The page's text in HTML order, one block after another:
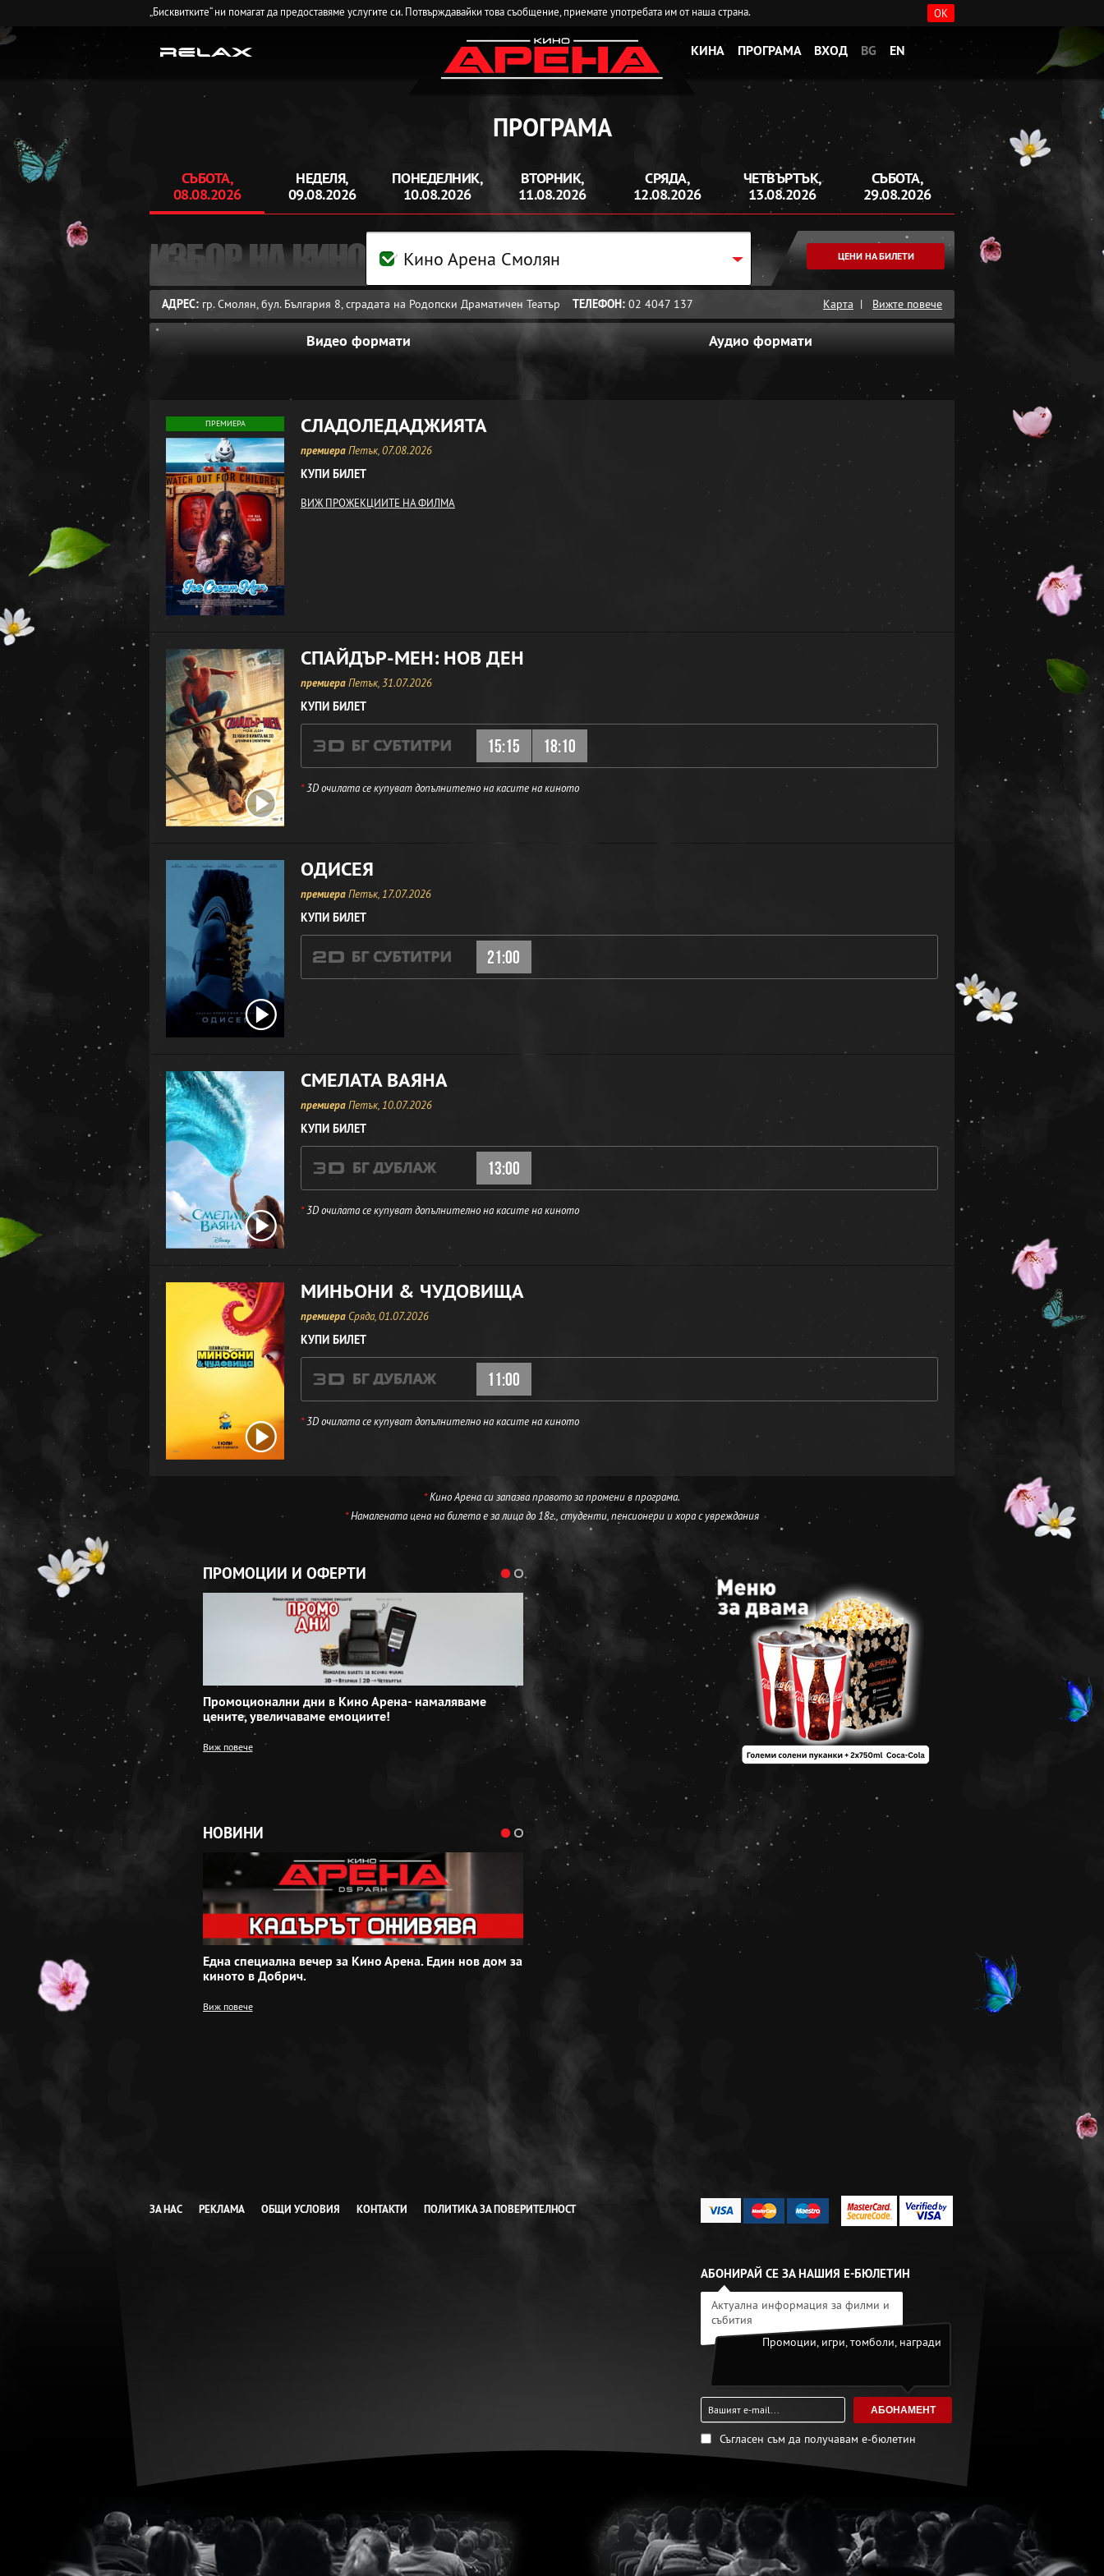
„Бисквитките“ ни помагат да предоставяме услугите си. Потвърждавайки това съобщение, приемате употребата им от наша страна. OK
КИНА ПРОГРАМА ВХОД BG EN
ПРОГРАМА
СЪБОТА,
08.08.2026
НЕДЕЛЯ,
09.08.2026
ПОНЕДЕЛНИК,
10.08.2026
ВТОРНИК,
11.08.2026
СРЯДА,
12.08.2026
ЧЕТВЪРТЪК,
13.08.2026
СЪБОТА,
29.08.2026
ИЗБОР НА КИНО Кино Арена Смолян ЦЕНИ НА БИЛЕТИ
АДРЕС: гр. Смолян, бул. България 8, сградата на Родопски Драматичен Театър ТЕЛЕФОН: 02 4047 137 Карта | Вижте повече
Видео формати Аудио формати
ПРЕМИЕРА СЛАДОЛЕДАДЖИЯТА
премиераПетък, 07.08.2026
КУПИ БИЛЕТ
ВИЖ ПРОЖЕКЦИИТЕ НА ФИЛМА
СПАЙДЪР-МЕН: НОВ ДЕН
премиераПетък, 31.07.2026
КУПИ БИЛЕТ
15:15 18:10
*3D очилата се купуват допълнително на касите на киното
ОДИСЕЯ
премиераПетък, 17.07.2026
КУПИ БИЛЕТ
21:00
СМЕЛАТА ВАЯНА
премиераПетък, 10.07.2026
КУПИ БИЛЕТ
13:00
*3D очилата се купуват допълнително на касите на киното
МИНЬОНИ & ЧУДОВИЩА
премиера Сряда, 01.07.2026
КУПИ БИЛЕТ
11:00
*3D очилата се купуват допълнително на касите на киното
*Кино Арена си запазва правото за промени в програма.
*Намалената цена на билета е за лица до 18г., студенти, пенсионери и хора с увреждания
ПРОМОЦИИ И ОФЕРТИ
Промоционални дни в Кино Арена- намаляваме
цените, увеличаваме емоциите!
Виж повече
Специални групови оферти в Кино Арена –
резервирайте сега!
НОВИНИ
Една специална вечер за Кино Арена. Един нов дом за
киното в Добрич.
Виж повече
ЗА НАС РЕКЛАМА ОБЩИ УСЛОВИЯ КОНТАКТИ ПОЛИТИКА ЗА ПОВЕРИТЕЛНОСТ
АБОНИРАЙ СЕ ЗА НАШИЯ Е-БЮЛЕТИН
Актуална информация за филми и
събития
Промоции, игри, томболи, награди
АБОНАМЕНТ
Съгласен съм да получавам е-бюлетин